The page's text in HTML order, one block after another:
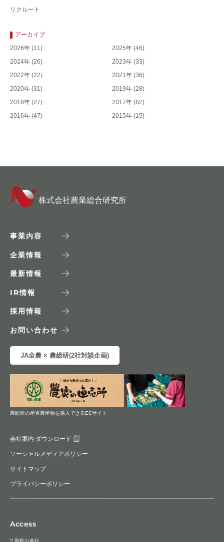
リクルート
アーカイブ
2026年 (11) 2025年 (46)
2024年 (26) 2023年 (33)
2022年 (22) 2021年 (36)
2020年 (31) 2019年 (28)
2018年 (27) 2017年 (82)
2016年 (47) 2015年 (15)
株式会社農業総合研究所
事業内容
企業情報
最新情報
IR情報
採用情報
お問い合わせ
JA全農 × 農総研(2社対談企画)
農総研の産直農産物を購入できるECサイト
会社案内 ダウンロード
ソーシャルメディアポリシー
サイトマップ
プライバシーポリシー
Access
□ 和歌山本社